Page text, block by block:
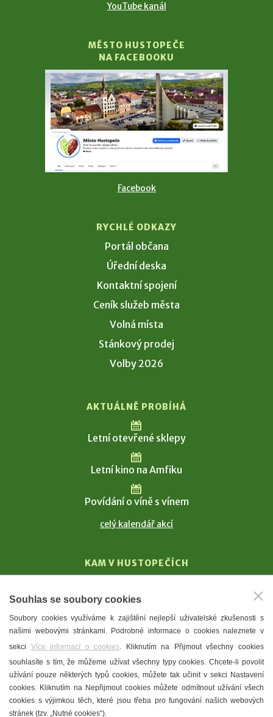
YouTube kanál
MĚSTO HUSTOPEČE
NA FACEBOOKU
Facebook
RYCHLÉ ODKAZY
Portál občana
Úřední deska
Kontaktní spojení
Ceník služeb města
Volná místa
Stánkový prodej
Volby 2026
AKTUÁLNĚ PROBÍHÁ
Letní otevřené sklepy
Letní kino na Amfiku
Povídání o víně s vínem
celý kalendář akcí
KAM V HUSTOPEČÍCH
T. G. Masaryk
Mandloně
Ubytování
Restaurace
Městské muzeum a galerie
Denní meníčka
Souhlas se soubory cookies
Soubory cookies využíváme k zajištění nejlepší uživatelské zkušenosti s
našimi webovými stránkami. Podrobné informace o cookies naleznete v
sekci Více informací o cookies. Kliknutím na Přijmout všechny cookies
souhlasíte s tím, že můžeme užívat všechny typy cookies. Chcete-li povolit
užívání pouze některých typů cookies, můžete tak učinit v sekci Nastavení
cookies. Kliknutím na Nepřijmout cookies můžete odmítnout užívání všech
cookies s výjimkou těch, které jsou třeba pro fungování našich webových
stránek (tzv. „Nutné cookies“).